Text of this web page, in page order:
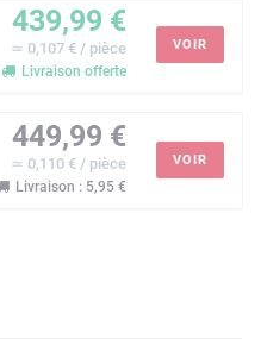
439,99 €
≃ 0,107 € / pièce
Livraison offerte
VOIR
449,99 €
≃ 0,110 € / pièce
Livraison : 5,95 €
VOIR